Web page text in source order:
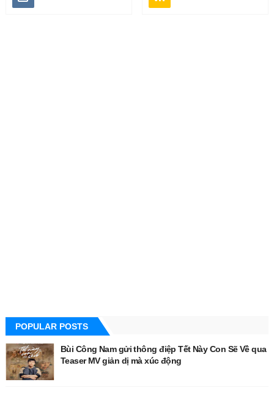
POPULAR POSTS
Bùi Công Nam gửi thông điệp Tết Này Con Sẽ Về qua
Teaser MV giản dị mà xúc động